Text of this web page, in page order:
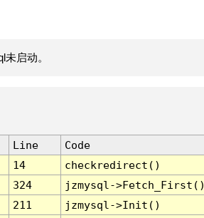
启动。
Line
Code
14
checkredirect()
324
jzmysql-
211
jzmysql->Init()